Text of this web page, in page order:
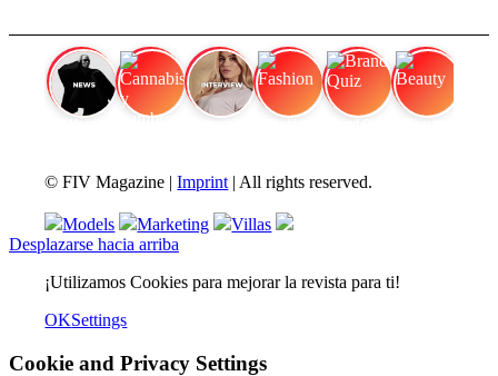
© FIV Magazine |Imprint | All rights reserved.
Models Marketing
Villas
Desplazarse hacia arriba
¡Utilizamos Cookies para mejorar la revista para ti!
OKSettings
Cookie and Privacy Settings